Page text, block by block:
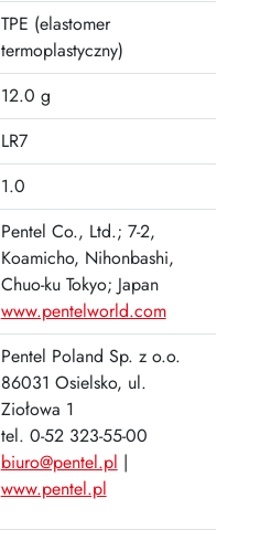
TPE (elastomer
termoplastyczny)
12.0 g
LR7
1.0
Pentel Co., Ltd.; 7-2,
Koamicho, Nihonbashi,
Chuo-ku Tokyo; Japan
www.pentelworld.com
Pentel Poland Sp. z o.o.
86031 Osielsko, ul.
Ziołowa 1
tel. 0-52 323-55-00
biuro@pentel.pl |
www.pentel.pl